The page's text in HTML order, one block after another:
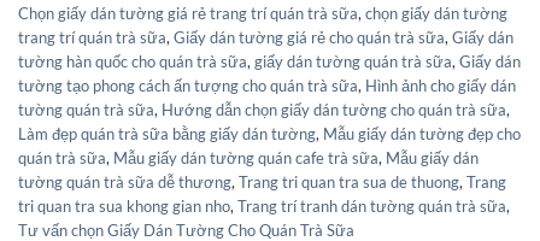
Chọn giấy dán tường giá rẻ trang trí quán trà sữa, chọn giấy dán tường
trang trí quán trà sữa, Giấy dán tường giá rẻ cho quán trà sữa, Giấy dán
tường hàn quốc cho quán trà sữa, giấy dán tường quán trà sữa, Giấy dán
tường tạo phong cách ấn tượng cho quán trà sữa, Hình ảnh cho giấy dán
tường quán trà sữa, Hướng dẫn chọn giấy dán tường cho quán trà sữa,
Làm đẹp quán trà sữa bằng giấy dán tường, Mẫu giấy dán tường đẹp cho
quán trà sữa, Mẫu giấy dán tường quán cafe trà sữa, Mẫu giấy dán
tường quán trà sữa dễ thương, Trang tri quan tra sua de thuong, Trang
tri quan tra sua khong gian nho, Trang trí tranh dán tường quán trà sữa,
Tư vấn chọn Giấy Dán Tường Cho Quán Trà Sữa